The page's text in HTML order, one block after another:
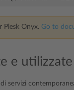
Plesk Onyx. Go to
e utilizzate
servizi